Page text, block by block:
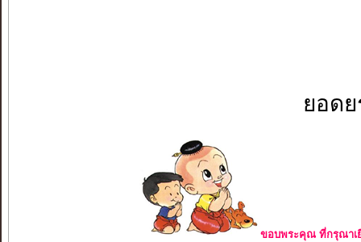
ยอด
ขอบพระคุณ ที่กรุณาเ